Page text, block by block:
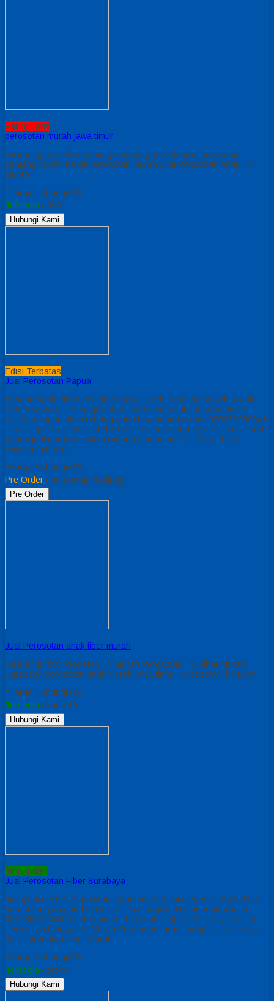
Paling Laris
perosotan murah jawa timur
Related posts: Perosotan gelombang anak Murah perosotan
panjang murah harga perosotan murah Jual Perosotan Anak Tk
Murah
*Harga Hubungi CS
Tersedia / 090
Hubungi Kami
Edisi Terbatas
Jual Perosotan Papua
dengan berkembangnya kota papua, sekarang ini banyak sekali
wisata wisata di sana, jika dari anda membutuhkan permainan
taman maupun olam renang anda bsa hubungi kami 085230550048
Related posts: playground kolam renang papua ayunan fiber murah
papua jual perosan kolam renang Indonesia Perosotan Fiber
Panjang murah 3
*Harga Hubungi CS
Pre Order / perosatan panjang
Pre Order
Jual Perosotan anak fiber murah
Related posts: Prosotan Tk murah Perosotan TK Fiber Murah
Surabaya perosotan anak murah jawa timur Perosotan Tk Murah
*Harga Hubungi CS
Tersedia / kode 10
Hubungi Kami
Terpopuler
Jual Perosotan Fiber Surabaya
melayani ecer dan grosir maupun costom , bisa segera dapatkan
perosotan yang anda inginkan , hubungi kami langsung wa/ tlp
085230550048 Related posts: Perosotan Spiral Surabaya Grosir
Perosotan Fiberglass Murah Perosotan lurus fiberglass surabaya
Jual Perosotan Fiber Murah
*Harga Hubungi CS
Tersedia / prs S
Hubungi Kami